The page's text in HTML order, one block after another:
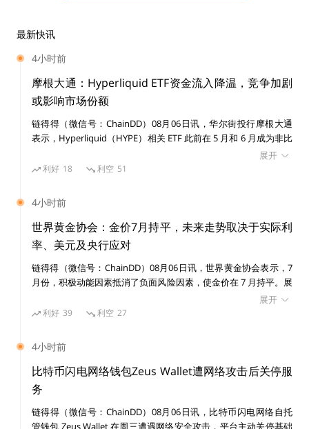
在。相反，代币允许持有者管理网络、加入游戏或建立社
Howey 测试在代币上的应用现在变得更加困难——空投
不涉及金钱投资，去中心化项目不依赖于管理努力，许多
二级代币交易显然不满足 Howey 的条件， 并且缺乏公众
营销方面，二次购买者不得依靠别人的努力来获取利润。
都会以新的形式重新出现，并且似乎违背了美国证券法。
发生这种情况有多种原因：
· 一些行业参与者认为，美国证券法无效或不公平，因此
违反证券法是合理的——对于任何想从中获利的人来说，
· 有些人发明了新的计划，希望事实的微小变化就能带来
不同的结果。我想到的是「协议拥有的流动性」（由去中
心化自治组织或 DAO 进行间接代币销售，然后通过去中
过去中心化交易所的流动性池进行间接代币销售）。
最新快讯
4小时前
摩根大通：Hyperliquid ETF资金流入降温，竞争加剧
或影响市场份额
链得得（微信号：ChainDD）08月06日讯，华尔街投行摩根大通
表示，Hyperliquid（HYPE）相关 ETF 此前在 5 月和 6 月成为非比
特币加密基金中资金流入表现最强的产品之一，但随着市场竞争加
剧，其资金流入在 7 月和 8 月初明显放缓，市场对该协议未来竞争
队在报告中指出，Hyperliquid ETF 相对于资产管理规模（AUM）
的资金流入比例在 5 月和 6 月领先其他非 BTC 加密基金，但这一
趋势在近期已经消退。 Hyperliquid 今年成为加密市场最受关注的
增长项目之一，其原生代币 HYPE 因交易者大量使用其去中心化永
续合约交易平台而大幅上涨。快速增长使 Hyperliquid 成为比特币
和以太坊之外规模最大的加密生态之一，并吸引机构资金、企业财
库投资者以及 ETF 发行商关注。 不过，摩根大通认为，去中心化
衍生品平台正面临来自受监管中心化交易所的竞争压力。随着美国
监管框架下的加密永续合约产品逐步推出，部分交易活动可能从
指出，Hyperliquid 正在拓展预测市场业务，以降低对永续合约交
易手续费收入的依赖，但该领域同样面临日益激烈的竞争。 摩根
大通表示，尽管 Hyperliquid 是今年加密市场表现最亮眼的项目之
一，并已成为企业加密资产储备中规模排名第四的资产（仅次于比
特币、以太坊和 Solana），但其能否继续从 Solana、XRP 等竞争
者手中扩大市场份额仍存在不确定性。 数据显示，比特币和以太
展开
利好 18 利空 51
4小时前
世界黄金协会：金价7月持平，未来走势取决于实际利
率、美元及央行应对
链得得（微信号：ChainDD）08月06日讯，世界黄金协会表示，7
月份，积极动能因素抵消了负面风险因素，使金价在 7 月持平。展
望未来，不能排除出现类似于 20 世纪 70 年代末的第二波高通胀。
但这本身并不意味着黄金会大幅上涨，这取决于实际利率、美元、
在 7 月吸引了 30 亿美元的资金流入，扭转了连续两个月的流出态
势，使总资产管理规模升至 5300 亿美元；持仓量增加 23 吨，至
4068 吨。黄金市场流动性持续放松，日均交易量降至 3560 亿美
元/日，环比下降 3.5%。欧洲引领了 7 月份黄金市场的复苏，吸引
20 亿美元资金流入，而亚洲增加了 6.16 亿美元流入，仍是年初至
今全球 ETF 市场资金流入的最大贡献者
展开
利好 39 利空 27
4小时前
比特币闪电网络钱包Zeus Wallet遭网络攻击后关停服
务
链得得（微信号：ChainDD）08月06日讯，比特币闪电网络自托
管钱包 Zeus Wallet 在周三遭遇网络安全攻击，平台主动关停基础